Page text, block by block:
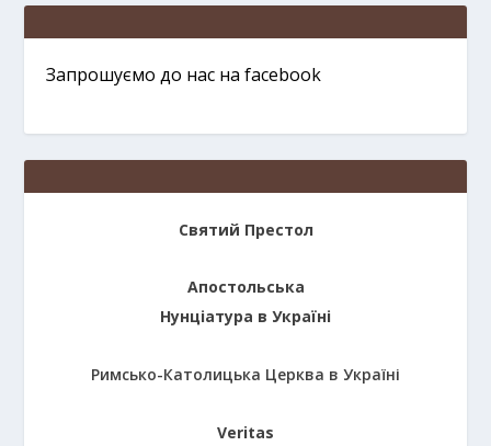
Запрошуємо до нас на facebook
Святий Престол
Апостольська
Нунціатура в Україні
Римсько-Католицька Церква в Україні
Veritas